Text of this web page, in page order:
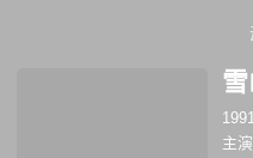
主演